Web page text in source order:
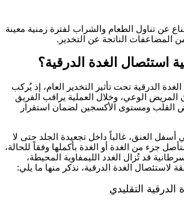
عن تناول الطعام والشراب لفترة زمنية معينة
المضاعفات الناتجة عن التخدير.
استئصال الغدة الدرقية؟
الدرقية تحت تأثير التخدير العام، إذ يُركب
المريض الوعي، وخلال العملية يراقب الفريق
القلب ومستوى الأكسجين لضمان استقرار
العنق، غالباً داخل تجعيدة الجلد حتى لا
جزء من الغدة أو الغدة بأكملها وفقاً للحالة،
قد تُزال الغدد الليمفاوية المحيطة،
لاستئصال الغدة الدرقية، نذكر منها ما يلي:
الدرقية التقليدي